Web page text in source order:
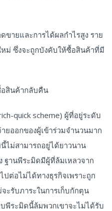
ายและการได้ผลกำไรสูง ราย
ม่ ซึ่งจะถูกบังคับให้ซื้อสินค้าที่มี
สินค้ากลับคืน
quick scheme) ผู้ที่อยู่ระดับ
ยออกของผู้เข้าร่วมจำนวนมาก
ไม่สามารถอยู่ได้ยาวนาน
ฐานพีระมิดมีผู้ที่ล้มเหลวจาก
ต่อไม่ได้ทางธุรกิจเพราะถูก
ะรับภาระในการเก็บกักตุน
พีระมิดนี้ล้มพวกเขาจะไม่ได้รับ